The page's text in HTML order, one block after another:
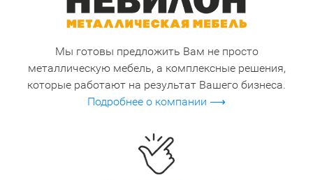
Мы готовы предложить Вам не просто
металлическую мебель, а комплексные решения,
которые работают на результат Вашего бизнеса.
Подробнее о компании ⟶